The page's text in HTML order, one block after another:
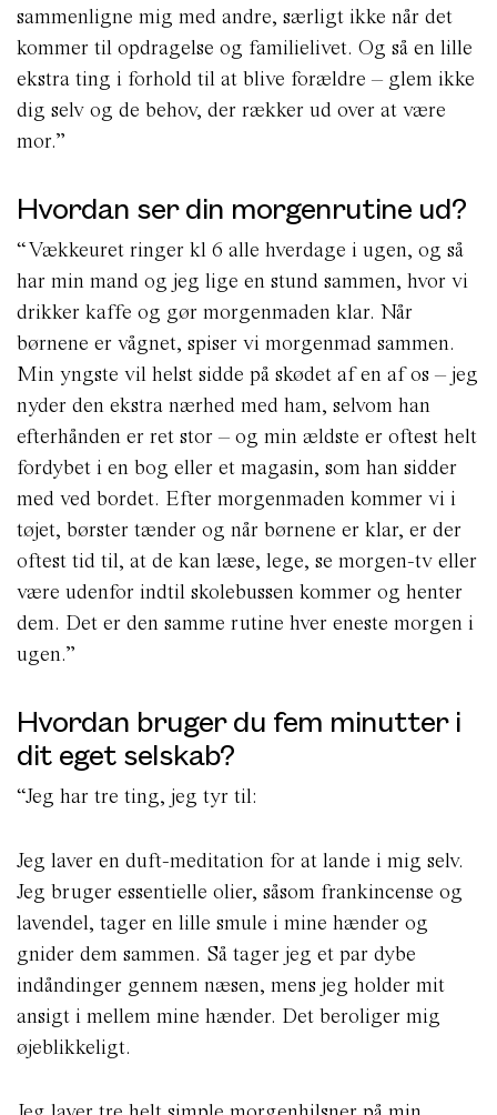
sammenligne mig med andre, særligt ikke når det
kommer til opdragelse og familielivet. Og så en lille
ekstra ting i forhold til at blive forældre – glem ikke
dig selv og de behov, der rækker ud over at være
mor.”
Hvordan ser din morgenrutine ud?
“Vækkeuret ringer kl 6 alle hverdage i ugen, og så
har min mand og jeg lige en stund sammen, hvor vi
drikker kaffe og gør morgenmaden klar. Når
børnene er vågnet, spiser vi morgenmad sammen.
Min yngste vil helst sidde på skødet af en af os – jeg
nyder den ekstra nærhed med ham, selvom han
efterhånden er ret stor – og min ældste er oftest helt
fordybet i en bog eller et magasin, som han sidder
med ved bordet. Efter morgenmaden kommer vi i
tøjet, børster tænder og når børnene er klar, er der
oftest tid til, at de kan læse, lege, se morgen-tv eller
være udenfor indtil skolebussen kommer og henter
dem. Det er den samme rutine hver eneste morgen i
ugen.”
Hvordan bruger du fem minutter i
dit eget selskab?
“Jeg har tre ting, jeg tyr til:
Jeg laver en duft-meditation for at lande i mig selv.
Jeg bruger essentielle olier, såsom frankincense og
lavendel, tager en lille smule i mine hænder og
gnider dem sammen. Så tager jeg et par dybe
indåndinger gennem næsen, mens jeg holder mit
ansigt i mellem mine hænder. Det beroliger mig
øjeblikkeligt.